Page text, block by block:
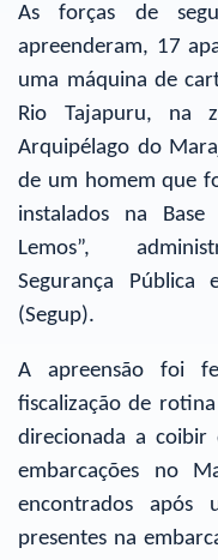
As forças de
apreenderam, 17
uma máquina de
Rio Tajapuru, na
Arquipélago do
de um homem que
instalados na
Lemos”,
Segurança Pública
(Segup).
A apreensão foi
fiscalização de
direcionada a
embarcações no
encontrados após
presentes na